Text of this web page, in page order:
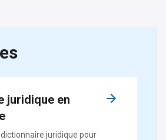
juridique en
juridique pour